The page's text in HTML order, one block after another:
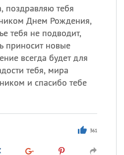
тебя
Днем Рождения,
тебя не подводит,
приносит новые
всегда будет для
тебя, мира
и спасибо тебе
361
праздник
жертвоприношения
12.08
День
Военно‑воздушных сил
(День ВВС) РФ
ИМЕНА
Все
,Иван